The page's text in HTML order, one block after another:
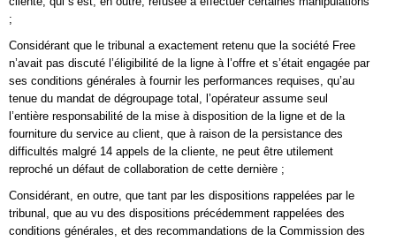
;
Considérant que le tribunal a exactement retenu que la société Free
n’avait pas discuté l’éligibilité de la ligne à l’offre et s’était engagée par
ses conditions générales à fournir les performances requises, qu’au
tenue du mandat de dégroupage total, l’opérateur assume seul
l’entière responsabilité de la mise à disposition de la ligne et de la
fourniture du service au client, que à raison de la persistance des
difficultés malgré 14 appels de la cliente, ne peut être utilement
reproché un défaut de collaboration de cette dernière ;
Considérant, en outre, que tant par les dispositions rappelées par le
tribunal, que au vu des dispositions précédemment rappelées des
conditions générales, et des recommandations de la Commission des